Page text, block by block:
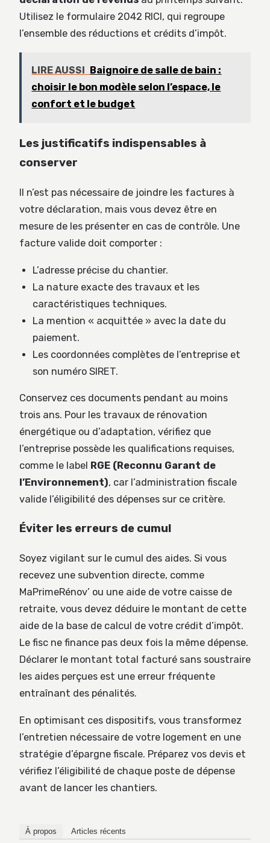
Utilisez le formulaire 2042 RICI, qui regroupe
l’ensemble des réductions et crédits d’impôt.
LIRE AUSSI
Baignoire de salle de bain :
choisir le bon modèle selon l’espace, le
confort et le budget
Les justificatifs indispensables à
conserver
Il n’est pas nécessaire de joindre les factures à
votre déclaration, mais vous devez être en
mesure de les présenter en cas de contrôle. Une
facture valide doit comporter :
L’adresse précise du chantier.
La nature exacte des travaux et les
caractéristiques techniques.
La mention « acquittée » avec la date du
paiement.
Les coordonnées complètes de l’entreprise et
son numéro SIRET.
Conservez ces documents pendant au moins
trois ans. Pour les travaux de rénovation
énergétique ou d’adaptation, vérifiez que
l’entreprise possède les qualifications requises,
comme le label RGE (Reconnu Garant de
l’Environnement), car l’administration fiscale
valide l’éligibilité des dépenses sur ce critère.
Éviter les erreurs de cumul
Soyez vigilant sur le cumul des aides. Si vous
recevez une subvention directe, comme
MaPrimeRénov’ ou une aide de votre caisse de
retraite, vous devez déduire le montant de cette
aide de la base de calcul de votre crédit d’impôt.
Le fisc ne finance pas deux fois la même dépense.
Déclarer le montant total facturé sans soustraire
les aides perçues est une erreur fréquente
entraînant des pénalités.
En optimisant ces dispositifs, vous transformez
l’entretien nécessaire de votre logement en une
stratégie d’épargne fiscale. Préparez vos devis et
vérifiez l’éligibilité de chaque poste de dépense
avant de lancer les chantiers.
À propos Articles récents